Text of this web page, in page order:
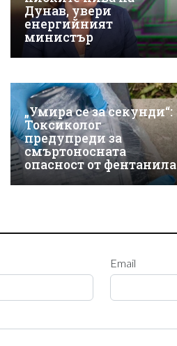
Дунав, увери
енергийният
министър
„Умира се за секунди“:
Токсиколог
предупреди за
смъртоносната
опасност от фентанила
Email